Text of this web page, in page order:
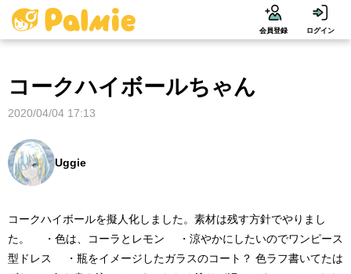
会員登録 ログイン
コークハイボールちゃん
2020/04/04 17:13
Uggie
コークハイボールを擬人化しました。素材は残す方針でやりまし
た。 ・色は、コーラとレモン ・涼やかにしたいのでワンピース
型ドレス ・瓶をイメージしたガラスのコート？ 色ラフ書いてたは